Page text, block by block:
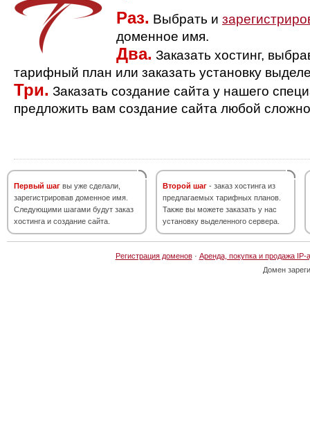
Раз. Выбрать и
доменное имя.
Два. Заказать хостинг,
тарифный план или заказать установку
Три. Заказать создание сайта у нашего
предложить вам создание сайта любой
Первый шаг вы уже сделали,
зарегистрировав доменное имя.
Следующими шагами будут заказ
хостинга и создание сайта.
Второй шаг - заказ хостинга из
предлагаемых тарифных планов.
Также вы можете заказать у нас
установку выделенного сервера.
Регистрация доменов· Аренда, покупка и продажа IP-
Домен